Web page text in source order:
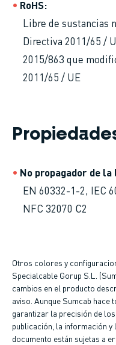
RoHS
Libre de sustancias
Directiva 2011/65 /
2015/863 que
2011/65 / UE
No propagador de
EN 60332-1-2, IEC
NFC 32070 C2
Otros colores y
Specialcable Gorup S.L.
cambios en el producto
aviso. Aunque Sumcab
garantizar la precisión de
publicación, la información
documento están sujetas a